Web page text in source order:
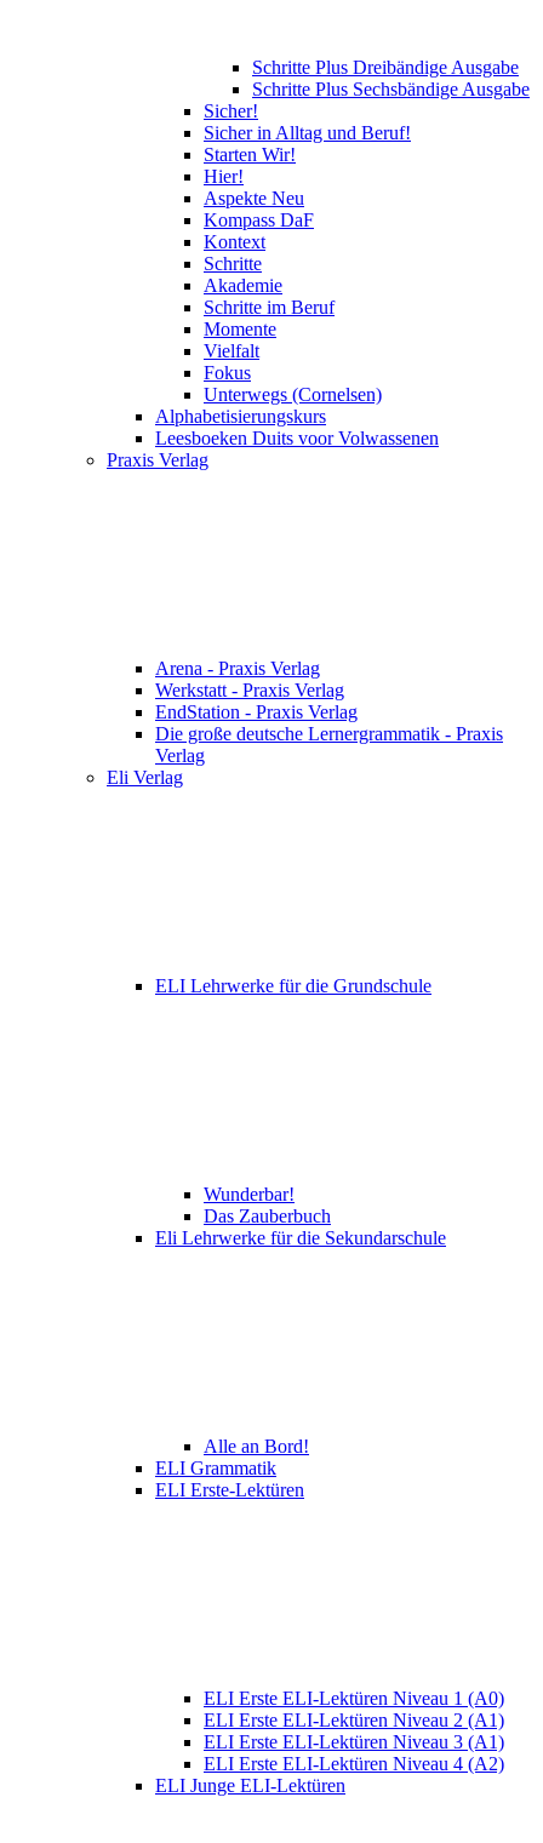
Schritte Plus Dreibändige Ausgabe
Schritte Plus Sechsbändige Ausgabe
Sicher!
Sicher in Alltag und Beruf!
Starten Wir!
Hier!
Aspekte Neu
Kompass DaF
Kontext
Schritte
Akademie
Schritte im Beruf
Momente
Vielfalt
Fokus
Unterwegs (Cornelsen)
Alphabetisierungskurs
Leesboeken Duits voor Volwassenen
Praxis Verlag
Arena - Praxis Verlag
Werkstatt - Praxis Verlag
EndStation - Praxis Verlag
Die große deutsche Lernergrammatik - Praxis
Verlag
Eli Verlag
ELI Lehrwerke für die Grundschule
Wunderbar!
Das Zauberbuch
Eli Lehrwerke für die Sekundarschule
Alle an Bord!
ELI Grammatik
ELI Erste-Lektüren
ELI Erste ELI-Lektüren Niveau 1 (A0)
ELI Erste ELI-Lektüren Niveau 2 (A1)
ELI Erste ELI-Lektüren Niveau 3 (A1)
ELI Erste ELI-Lektüren Niveau 4 (A2)
ELI Junge ELI-Lektüren